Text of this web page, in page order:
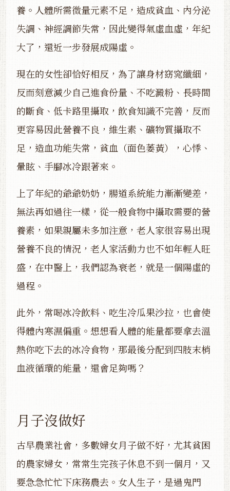
養。人體所需微量元素不足，造成貧血、內分泌
失調、神經調節失常，因此變得氣虛血虛，年紀
大了，還近一步發展成陽虛。
現在的女性卻恰好相反，為了讓身材窈窕纖細，
反而刻意減少自己進食份量、不吃澱粉、長時間
的斷食、低卡路里攝取，飲食知識不完善，反而
更容易因此營養不良，維生素、礦物質攝取不
足，造血功能失常，貧血（面色萎黃），心悸、
暈眩、手腳冰冷跟著來。
上了年紀的爺爺奶奶，腸道系統能力漸漸變差，
無法再如過往一樣，從一般食物中攝取需要的營
養素，如果親屬未多加注意，老人家很容易出現
營養不良的情況，老人家活動力也不如年輕人旺
盛，在中醫上，我們認為衰老，就是一個陽虛的
過程。
此外，常喝冰冷飲料、吃生冷瓜果沙拉，也會使
得體內寒濕偏重。想想看人體的能量都要拿去溫
熱你吃下去的冰冷食物，那最後分配到四肢末梢
血液循環的能量，還會足夠嗎？
月子沒做好
古早農業社會，多數婦女月子做不好，尤其貧困
的農家婦女，常常生完孩子休息不到一個月，又
要急急忙忙下床務農去。女人生子，是過鬼門